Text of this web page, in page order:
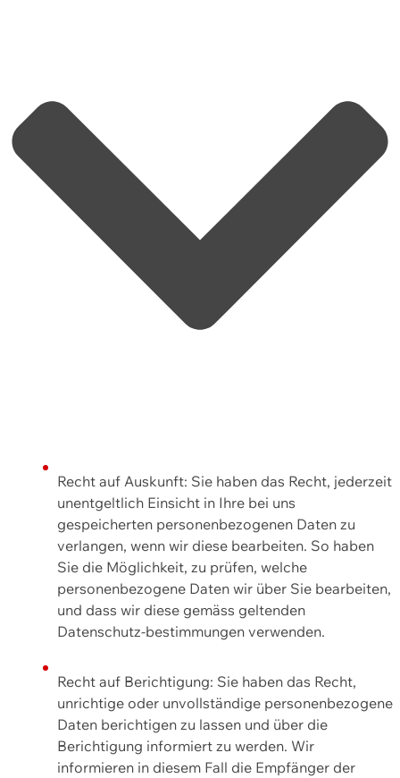
Recht auf Auskunft: Sie haben das Recht, jederzeit
unentgeltlich Einsicht in Ihre bei uns
gespeicherten personenbezogenen Daten zu
verlangen, wenn wir diese bearbeiten. So haben
Sie die Möglichkeit, zu prüfen, welche
personenbezogene Daten wir über Sie bearbeiten,
und dass wir diese gemäss geltenden
Datenschutz-bestimmungen verwenden.
Recht auf Berichtigung: Sie haben das Recht,
unrichtige oder unvollständige personenbezogene
Daten berichtigen zu lassen und über die
Berichtigung informiert zu werden. Wir
informieren in diesem Fall die Empfänger der